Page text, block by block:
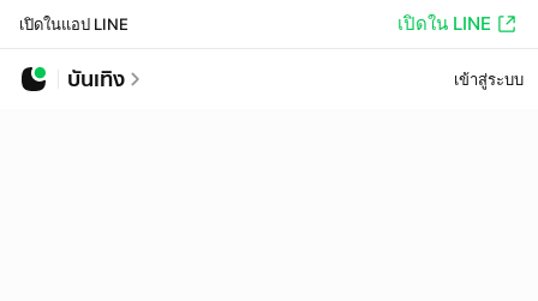
เปิดในแอป LINE เปิดใน LINE
บันเทิง เข้าสู่ระบบ